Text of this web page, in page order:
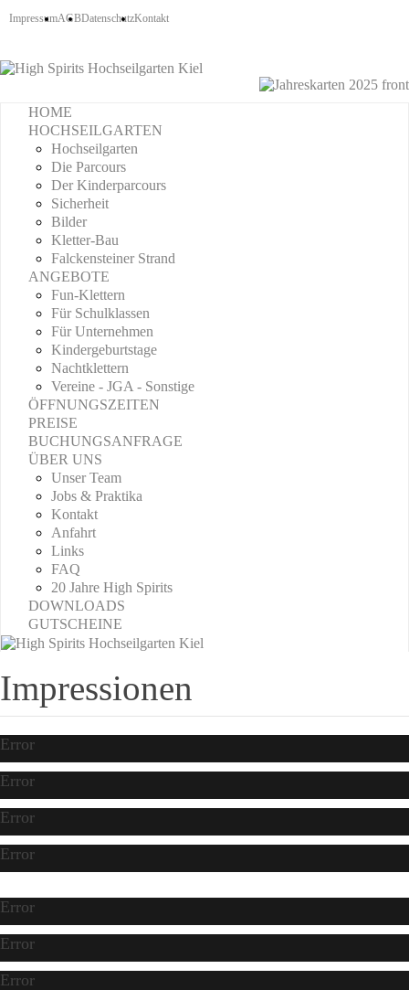
ImpressumAGBDatenschutzKontakt
HOME
HOCHSEILGARTEN
Hochseilgarten
Die Parcours
Der Kinderparcours
Sicherheit
Bilder
Kletter-Bau
Falckensteiner Strand
ANGEBOTE
Fun-Klettern
Für Schulklassen
Für Unternehmen
Kindergeburtstage
Nachtklettern
Vereine - JGA - Sonstige
ÖFFNUNGSZEITEN
PREISE
BUCHUNGSANFRAGE
ÜBER UNS
Unser Team
Jobs & Praktika
Kontakt
Anfahrt
Links
FAQ
20 Jahre High Spirits
DOWNLOADS
GUTSCHEINE
Impressionen
Error
Error
Error
Error
Error
Error
Error